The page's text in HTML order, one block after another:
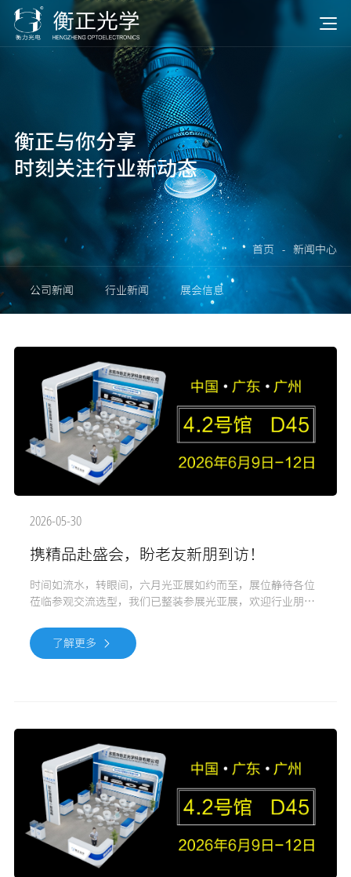
衡正与你分享
时刻关注行业新动态
首页 - 新闻中心
公司新闻 行业新闻 展会信息
2026-05-30
携精品赴盛会，盼老友新朋到访！
时间如流水，转眼间，六月光亚展如约而至，展位静待各位
莅临参观交流选型，我们已整装参展光亚展，欢迎行业朋友
待您的到访! 想要了解产品更多详细信息，请用微信扫描下方
二维码关注我司微信公众号。&n
了解更多